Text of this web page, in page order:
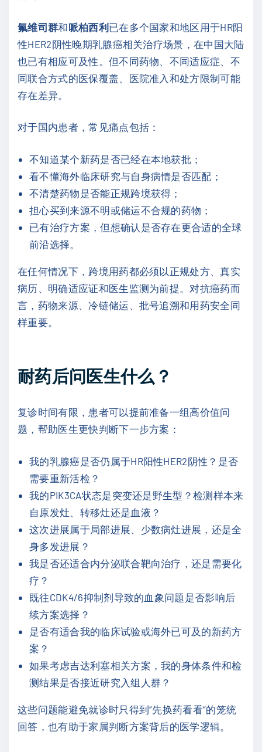
氟维司群和哌柏西利已在多个国家和地区用于HR阳
性HER2阴性晚期乳腺癌相关治疗场景，在中国大陆
也已有相应可及性。但不同药物、不同适应症、不
同联合方式的医保覆盖、医院准入和处方限制可能
存在差异。
对于国内患者，常见痛点包括：
不知道某个新药是否已经在本地获批；
看不懂海外临床研究与自身病情是否匹配；
不清楚药物是否能正规跨境获得；
担心买到来源不明或储运不合规的药物；
已有治疗方案，但想确认是否存在更合适的全球
前沿选择。
在任何情况下，跨境用药都必须以正规处方、真实
病历、明确适应证和医生监测为前提。对抗癌药而
言，药物来源、冷链储运、批号追溯和用药安全同
样重要。
耐药后问医生什么？
复诊时间有限，患者可以提前准备一组高价值问
题，帮助医生更快判断下一步方案：
我的乳腺癌是否仍属于HR阳性HER2阴性？是否
需要重新活检？
我的PIK3CA状态是突变还是野生型？检测样本来
自原发灶、转移灶还是血液？
这次进展属于局部进展、少数病灶进展，还是全
身多发进展？
我是否还适合内分泌联合靶向治疗，还是需要化
疗？
既往CDK4/6抑制剂导致的血象问题是否影响后
续方案选择？
是否有适合我的临床试验或海外已可及的新药方
案？
如果考虑吉达利塞相关方案，我的身体条件和检
测结果是否接近研究入组人群？
这些问题能避免就诊时只得到“先换药看看”的笼统
回答，也有助于家属判断方案背后的医学逻辑。